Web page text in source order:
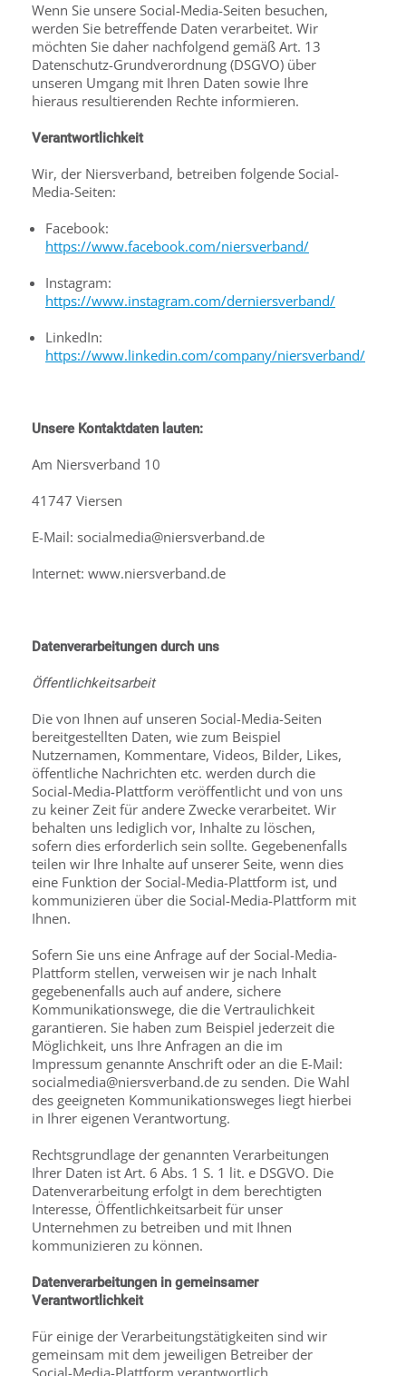
Wenn Sie unsere Social-Media-Seiten besuchen,
werden Sie betreffende Daten verarbeitet. Wir
möchten Sie daher nachfolgend gemäß Art. 13
Datenschutz-Grundverordnung (DSGVO) über
unseren Umgang mit Ihren Daten sowie Ihre
hieraus resultierenden Rechte informieren.
Verantwortlichkeit
Wir, der Niersverband, betreiben folgende Social-
Media-Seiten:
Facebook:
https://www.facebook.com/niersverband/
Instagram:
https://www.instagram.com/derniersverband/
LinkedIn:
https://www.linkedin.com/company/niersverband/
Unsere Kontaktdaten lauten:
Am Niersverband 10
41747 Viersen
E-Mail: socialmedia@niersverband.de
Internet: www.niersverband.de
Datenverarbeitungen durch uns
Öffentlichkeitsarbeit
Die von Ihnen auf unseren Social-Media-Seiten
bereitgestellten Daten, wie zum Beispiel
Nutzernamen, Kommentare, Videos, Bilder, Likes,
öffentliche Nachrichten etc. werden durch die
Social-Media-Plattform veröffentlicht und von uns
zu keiner Zeit für andere Zwecke verarbeitet. Wir
behalten uns lediglich vor, Inhalte zu löschen,
sofern dies erforderlich sein sollte. Gegebenenfalls
teilen wir Ihre Inhalte auf unserer Seite, wenn dies
eine Funktion der Social-Media-Plattform ist, und
kommunizieren über die Social-Media-Plattform mit
Ihnen.
Sofern Sie uns eine Anfrage auf der Social-Media-
Plattform stellen, verweisen wir je nach Inhalt
gegebenenfalls auch auf andere, sichere
Kommunikationswege, die die Vertraulichkeit
garantieren. Sie haben zum Beispiel jederzeit die
Möglichkeit, uns Ihre Anfragen an die im
Impressum genannte Anschrift oder an die E-Mail:
socialmedia@niersverband.de zu senden. Die Wahl
des geeigneten Kommunikationsweges liegt hierbei
in Ihrer eigenen Verantwortung.
Rechtsgrundlage der genannten Verarbeitungen
Ihrer Daten ist Art. 6 Abs. 1 S. 1 lit. e DSGVO. Die
Datenverarbeitung erfolgt in dem berechtigten
Interesse, Öffentlichkeitsarbeit für unser
Unternehmen zu betreiben und mit Ihnen
kommunizieren zu können.
Datenverarbeitungen in gemeinsamer
Verantwortlichkeit
Für einige der Verarbeitungstätigkeiten sind wir
gemeinsam mit dem jeweiligen Betreiber der
Social-Media-Plattform verantwortlich.